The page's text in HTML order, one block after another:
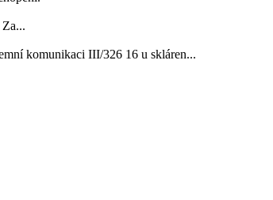
komunikaci III/326 16 u skláren...